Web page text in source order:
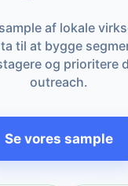
af lokale
til at bygge
og prioritere
outreach.
Se vores sample